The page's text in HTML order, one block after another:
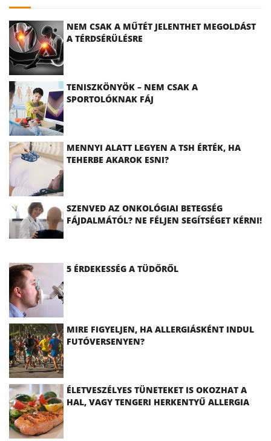
NEM CSAK A MŰTÉT JELENTHET MEGOLDÁST
A TÉRDSÉRÜLÉSRE
TENISZKÖNYÖK – NEM CSAK A
SPORTOLÓKNAK FÁJ
MENNYI ALATT LEGYEN A TSH ÉRTÉK, HA
TEHERBE AKAROK ESNI?
SZENVED AZ ONKOLÓGIAI BETEGSÉG
FÁJDALMÁTÓL? NE FÉLJEN SEGÍTSÉGET KÉRNI!
5 ÉRDEKESSÉG A TÜDŐRŐL
MIRE FIGYELJEN, HA ALLERGIÁSKÉNT INDUL
FUTÓVERSENYEN?
ÉLETVESZÉLYES TÜNETEKET IS OKOZHAT A
HAL, VAGY TENGERI HERKENTYŰ ALLERGIA